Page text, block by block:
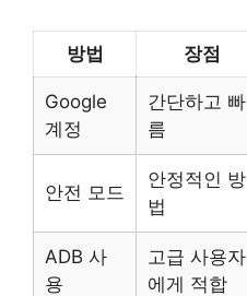
방법 장점
Google
계정
간단하고 빠
름
안전 모드
안정적인 방
법
ADB 사
용
고급 사용자
에게 적합